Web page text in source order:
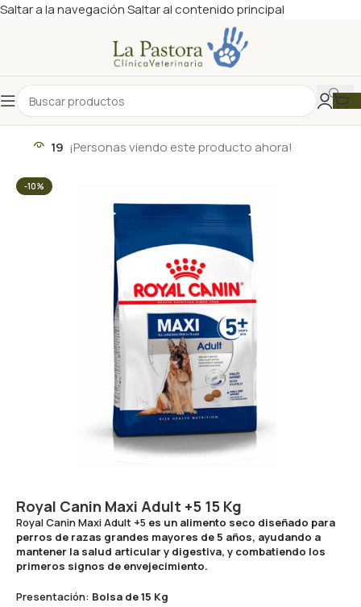
Saltar a la navegaciónSaltar al contenido principal
19 ¡Personas viendo este producto ahora!
-10%
Royal Canin Maxi Adult +5 15 Kg
Royal Canin Maxi Adult +5 es un alimento seco diseñado para
perros de razas grandes mayores de 5 años, ayudando a
mantener la salud articular y digestiva, y combatiendo los
primeros signos de envejecimiento.
Presentación: Bolsa de 15 Kg